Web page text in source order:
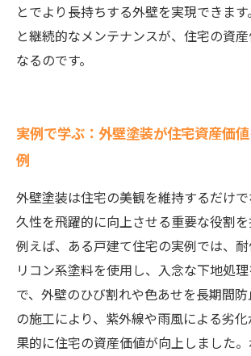
とでより長持ちする外壁を実現できま
と継続的なメンテナンスが、住宅の資
なるのです。
実例で学ぶ：外壁塗装が住宅資産価
例
外壁塗装は住宅の美観を維持するだけ
久性を飛躍的に向上させる重要な役割を
例えば、ある戸建て住宅の実例では、
リコン系塗料を使用し、入念な下地処
で、外壁のひび割れや色あせを長期間
の施工により、紫外線や雨風による劣
果的に住宅の資産価値が向上しました